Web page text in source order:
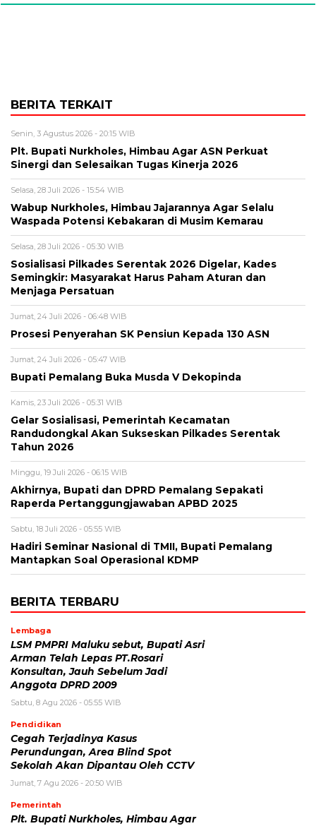
BERITA TERKAIT
Senin, 3 Agustus 2026 - 20:15 WIB
Plt. Bupati Nurkholes, Himbau Agar ASN Perkuat
Sinergi dan Selesaikan Tugas Kinerja 2026
Selasa, 28 Juli 2026 - 15:54 WIB
Wabup Nurkholes, Himbau Jajarannya Agar Selalu
Waspada Potensi Kebakaran di Musim Kemarau
Selasa, 28 Juli 2026 - 05:30 WIB
Sosialisasi Pilkades Serentak 2026 Digelar, Kades
Semingkir: Masyarakat Harus Paham Aturan dan
Menjaga Persatuan
Jumat, 24 Juli 2026 - 06:48 WIB
Prosesi Penyerahan SK Pensiun Kepada 130 ASN
Jumat, 24 Juli 2026 - 05:47 WIB
Bupati Pemalang Buka Musda V Dekopinda
Kamis, 23 Juli 2026 - 05:31 WIB
Gelar Sosialisasi, Pemerintah Kecamatan
Randudongkal Akan Sukseskan Pilkades Serentak
Tahun 2026
Minggu, 19 Juli 2026 - 06:15 WIB
Akhirnya, Bupati dan DPRD Pemalang Sepakati
Raperda Pertanggungjawaban APBD 2025
Sabtu, 18 Juli 2026 - 05:55 WIB
Hadiri Seminar Nasional di TMII, Bupati Pemalang
Mantapkan Soal Operasional KDMP
BERITA TERBARU
Lembaga
LSM PMPRI Maluku sebut, Bupati Asri
Arman Telah Lepas PT.Rosari
Konsultan, Jauh Sebelum Jadi
Anggota DPRD 2009
Sabtu, 8 Agu 2026 - 05:55 WIB
Pendidikan
Cegah Terjadinya Kasus
Perundungan, Area Blind Spot
Sekolah Akan Dipantau Oleh CCTV
Jumat, 7 Agu 2026 - 20:50 WIB
Pemerintah
Plt. Bupati Nurkholes, Himbau Agar